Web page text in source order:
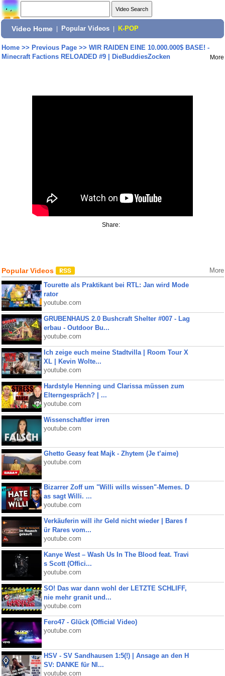
Video Home Popular Videos K-POP
Home>> Previous Page>> WIR RAIDEN EINE 10.000.000$ BASE! -
Minecraft Factions RELOADED #9 | DieBuddiesZocken
More
Share:
Popular Videos More
Tourette als Praktikant bei RTL: Jan wird Mode
rator
youtube.com
GRUBENHAUS 2.0 Bushcraft Shelter #007 - Lag
erbau - Outdoor Bu...
youtube.com
Ich zeige euch meine Stadtvilla | Room Tour X
XL | Kevin Wolte...
youtube.com
Hardstyle Henning und Clarissa müssen zum
Elterngespräch? | ...
youtube.com
Wissenschaftler irren
youtube.com
Ghetto Geasy feat Majk - Zhytem (Je t’aime)
youtube.com
Bizarrer Zoff um "Willi wills wissen"-Memes. D
as sagt Willi. ...
youtube.com
Verkäuferin will ihr Geld nicht wieder | Bares f
ür Rares vom...
youtube.com
Kanye West – Wash Us In The Blood feat. Travi
s Scott (Offici...
youtube.com
SO! Das war dann wohl der LETZTE SCHLIFF,
nie mehr granit und...
youtube.com
Fero47 - Glück (Official Video)
youtube.com
HSV - SV Sandhausen 1:5(!) | Ansage an den H
SV: DANKE für NI...
youtube.com